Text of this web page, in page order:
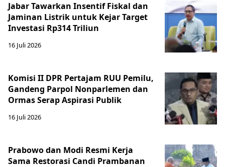
Jabar Tawarkan Insentif Fiskal dan
Jaminan Listrik untuk Kejar Target
Investasi Rp314 Triliun
16 Juli 2026
Komisi II DPR Pertajam RUU Pemilu,
Gandeng Parpol Nonparlemen dan
Ormas Serap Aspirasi Publik
16 Juli 2026
Prabowo dan Modi Resmi Kerja
Sama Restorasi Candi Prambanan